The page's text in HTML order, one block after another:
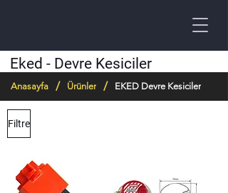
Eked - Devre Kesiciler
Anasayfa / Ürünler / EKED Devre Kesiciler
Filtre